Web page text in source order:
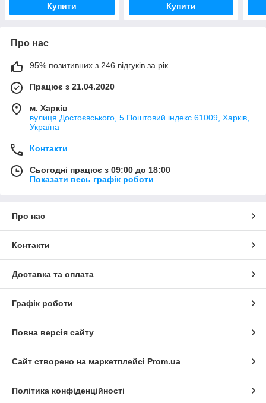
Купити Купити
Про нас
95% позитивних з 246 відгуків за рік
Працює з 21.04.2020
м. Харків
вулиця Достоєвського, 5 Поштовий індекс 61009, Харків,
Україна
Контакти
Сьогодні працює з 09:00 до 18:00
Показати весь графік роботи
Про нас
Контакти
Доставка та оплата
Графік роботи
Повна версія сайту
Сайт створено на маркетплейсі Prom.ua
Політика конфіденційності